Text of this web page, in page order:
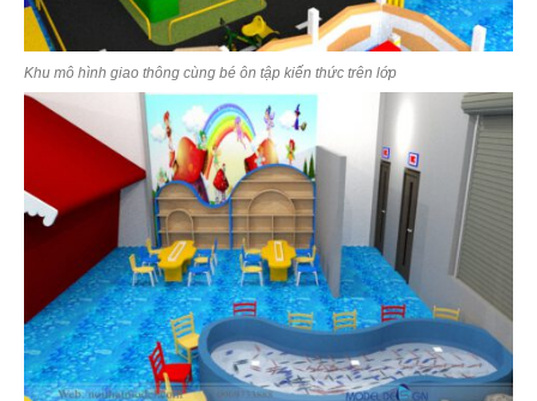
Khu mô hình giao thông cùng bé ôn tập kiến thức trên lớp